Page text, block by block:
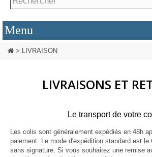
> LIVRAISON
LIVRAISONS ET
Le transport de votre
Les colis sont généralement expédiés en 48h
paiement. Le mode d'expédition standard est
sans signature. Si vous souhaitez une remise